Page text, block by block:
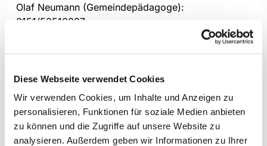
Diese Webseite verwendet Cookies
Wir verwenden Cookies, um Inhalte und Anzeigen zu
personalisieren, Funktionen für soziale Medien anbieten
zu können und die Zugriffe auf unsere Website zu
analysieren. Außerdem geben wir Informationen zu Ihrer
Olaf Neumann (Gemeindepädagoge):
0151/53510827